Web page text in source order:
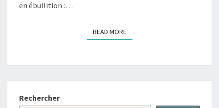
en ébullition :…
READ MOREREAD MORE
Rechercher